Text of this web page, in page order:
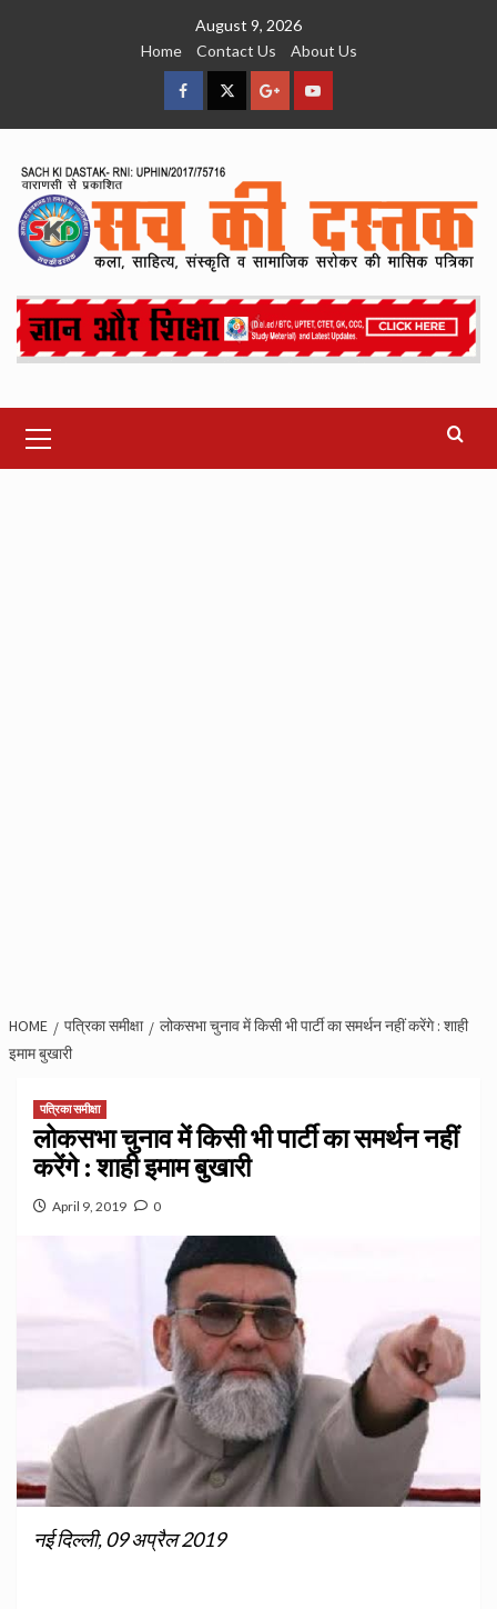
August 9, 2026
Home
Contact Us About Us
facebookTwitterGoogleYouTube
Menu
HOME पत्रिका समीक्षा
लोकसभा चुनाव में किसी भी पार्टी का समर्थन नहीं करेंगे : शाही
इमाम बुखारी
पत्रिका समीक्षा
लोकसभा चुनाव में किसी भी पार्टी का समर्थन नहीं
करेंगे : शाही इमाम बुखारी
April 9, 2019 0
नई दिल्ली, 09 अप्रैल 2019